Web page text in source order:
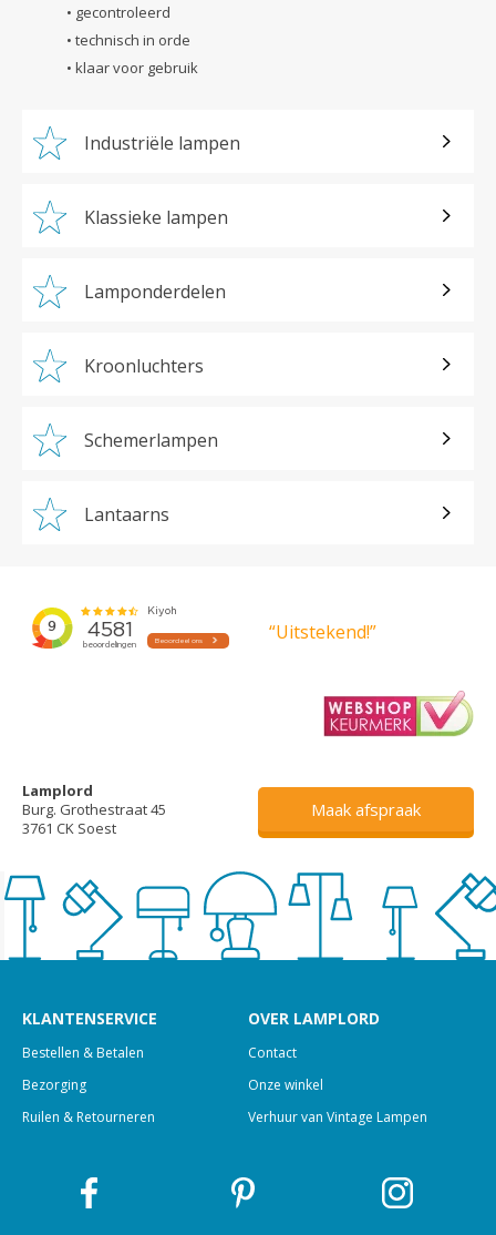
• gecontroleerd
• technisch in orde
• klaar voor gebruik
Industriële lampen
Klassieke lampen
Lamponderdelen
Kroonluchters
Schemerlampen
Lantaarns
“Uitstekend!”
Lamplord
Burg. Grothestraat 45
3761 CK Soest
Maak afspraak
KLANTENSERVICE
Bestellen & Betalen
Bezorging
Ruilen & Retourneren
OVER LAMPLORD
Contact
Onze winkel
Verhuur van Vintage Lampen